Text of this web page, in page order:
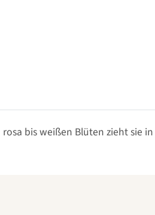
bis weißen Blüten zieht sie